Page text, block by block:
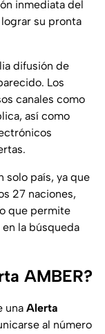
inmediata del
su pronta
difusión de
Los
canales como
así como
solo país, ya que
27 naciones,
que permite
la búsqueda
AMBER?
una Alerta
al número